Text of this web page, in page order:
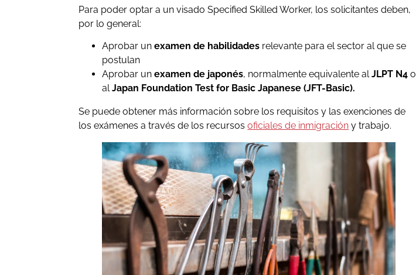
Para poder optar a un visado Specified Skilled Worker, los solicitantes deben,
por lo general:
Aprobar unexamen de habilidades relevante para el sector al que se
postulan
Aprobar unexamen de japonés, normalmente equivalente alJLPT N4o
alJapan Foundation Test for Basic Japanese (JFT-Basic).
Se puede obtener más información sobre los requisitos y las exenciones de
los exámenes a través de los recursosoficiales de inmigración y trabajo.